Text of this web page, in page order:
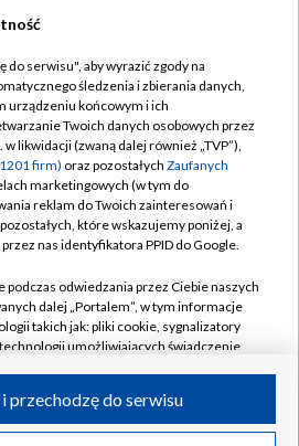
TVP
Regulamin TVP
prywatności
Moje zgody
Pomoc
Kontakt
Kanały
Polska S.A. w likwidacji
do serwisu", aby wyrazić zgody na
śledzenia i zbierania danych,
urządzeniu końcowym i ich
Twoich danych osobowych przez
w likwidacji (zwaną dalej również „TVP”),
firm) oraz pozostałych Zaufanych
marketingowych (w tym do
reklam do Twoich zainteresowań i
które wskazujemy poniżej, a
nas identyfikatora PPID do Google.
podczas odwiedzania przez Ciebie naszych
dalej „Portalem”, w tym informacje
takich jak: pliki cookie, sygnalizatory
umożliwiających świadczenie
przechodzę do serwisu